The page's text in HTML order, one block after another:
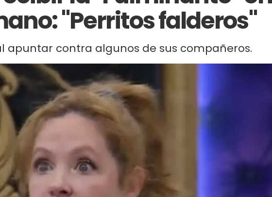
"Perritos falderos"
apuntar contra algunos de sus compañeros.